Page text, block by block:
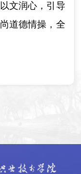
文润心，引导
道德情操，全